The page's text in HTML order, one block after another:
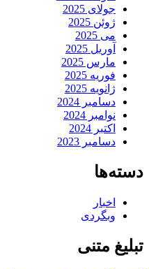
جولای 2025
ژوئن 2025
می 2025
آوریل 2025
مارس 2025
فوریه 2025
ژانویه 2025
دسامبر 2024
نوامبر 2024
اکتبر 2024
دسامبر 2023
دسته‌ها
اخبار
وبگردی
تبلیغ متنی